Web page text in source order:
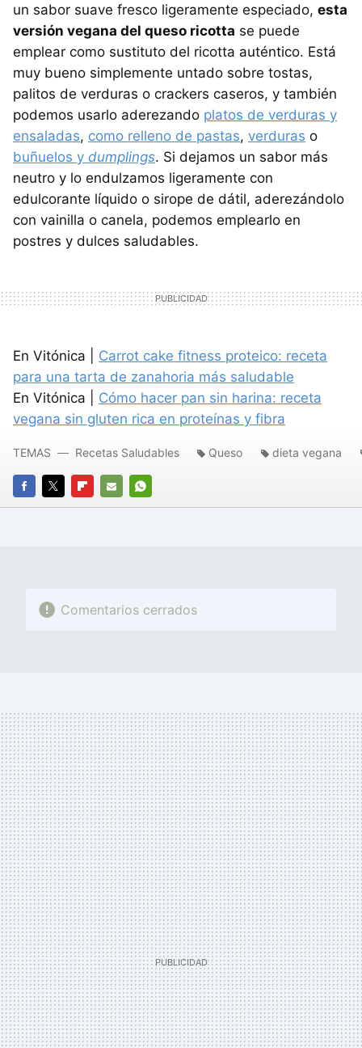
un sabor suave fresco ligeramente especiado, esta
versión vegana del queso ricotta se puede
emplear como sustituto del ricotta auténtico. Está
muy bueno simplemente untado sobre tostas,
palitos de verduras o crackers caseros, y también
podemos usarlo aderezando platos de verduras y
ensaladas, como relleno de pastas, verduras o
buñuelos y dumplings. Si dejamos un sabor más
neutro y lo endulzamos ligeramente con
edulcorante líquido o sirope de dátil, aderezándolo
con vainilla o canela, podemos emplearlo en
postres y dulces saludables.
En Vitónica | Carrot cake fitness proteico: receta
para una tarta de zanahoria más saludable
En Vitónica | Cómo hacer pan sin harina: receta
vegana sin gluten rica en proteínas y fibra
FACEBOOK
TWITTERFLIPBOARD
E-
WHATSAPP
TEMAS Recetas Saludables Queso dieta vegana
Comentarios cerrados